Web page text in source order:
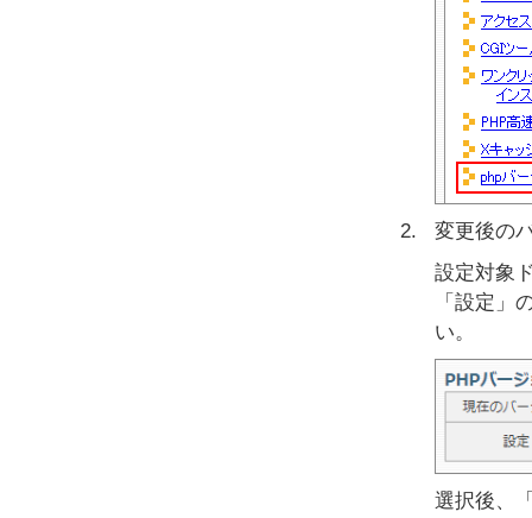
変更後の
設定対象
「設定」
い。
選択後、